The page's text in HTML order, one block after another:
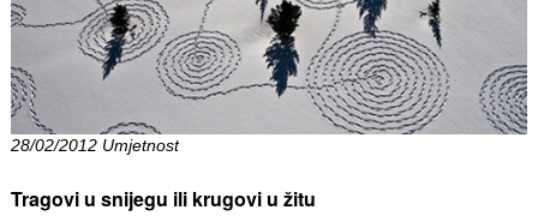
28/02/2012 Umjetnost
Tragovi u snijegu ili krugovi u žitu